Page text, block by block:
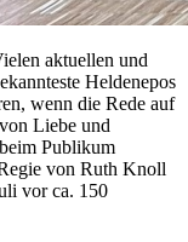
aktuellen und
Heldenepos
wenn die Rede auf
Liebe und
Publikum
von Ruth Knoll
vor ca. 150